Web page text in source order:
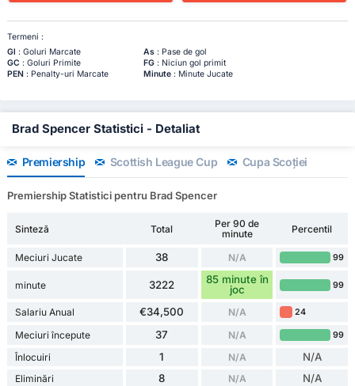
Termeni :
Gl : Goluri Marcate As: Pase de gol
GC : Goluri Primite FG: Niciun gol primit
PEN: Penalty-uri Marcate Minute: Minute Jucate
Brad Spencer Statistici - Detaliat
Premiership Scottish League Cup Cupa Scoției
Premiership Statistici pentru Brad Spencer
Sinteză Total
Per 90 de
minute
Percentil
Meciuri Jucate 38 N/A 99
minute 3222
85 minute în
joc
99
Salariu Anual €34,500 N/A 24
Meciuri începute 37 N/A 99
Înlocuiri 1 N/A N/A
Eliminări 8 N/A N/A